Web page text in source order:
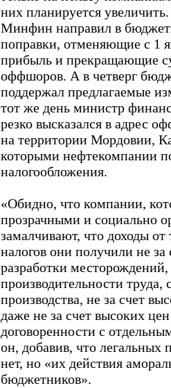
них планируется
Минфин направил в
поправки, отменяющие с 1
прибыль и прекращающие
оффшоров. А в четверг
поддержал предлагаемые
тот же день министр
резко высказался в адрес
на территории Мордовии,
которыми нефтекомпании
налогообложения.
«Обидно, что компании,
прозрачными и социально
замалчивают, что доходы
налогов они получили не
разработки
производительности
производства, не за счет
даже не за счет высоких
договоренности с
он, добавив, что
нет, но «их действия
бюджетников».